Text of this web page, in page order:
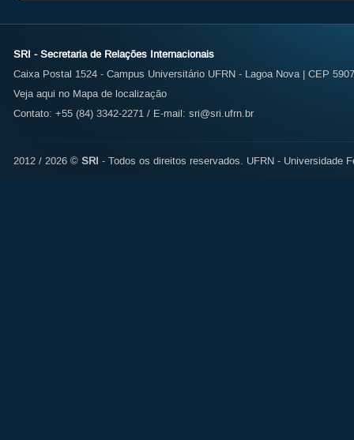
SRI - Secretaria de Relações Internacionais
Caixa Postal 1524 - Campus Universitário UFRN - Lagoa Nova | CEP
Veja aqui no Mapa de localização
Contato: +55 (84) 3342-2271 / E-mail: sri@sri.ufrn.br
2012 / 2026 © SRI - Todos os direitos reservados. UFRN - Universidade